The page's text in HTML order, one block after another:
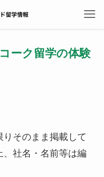
ーク留学の体験
そのまま掲載して
社名・名前等は編